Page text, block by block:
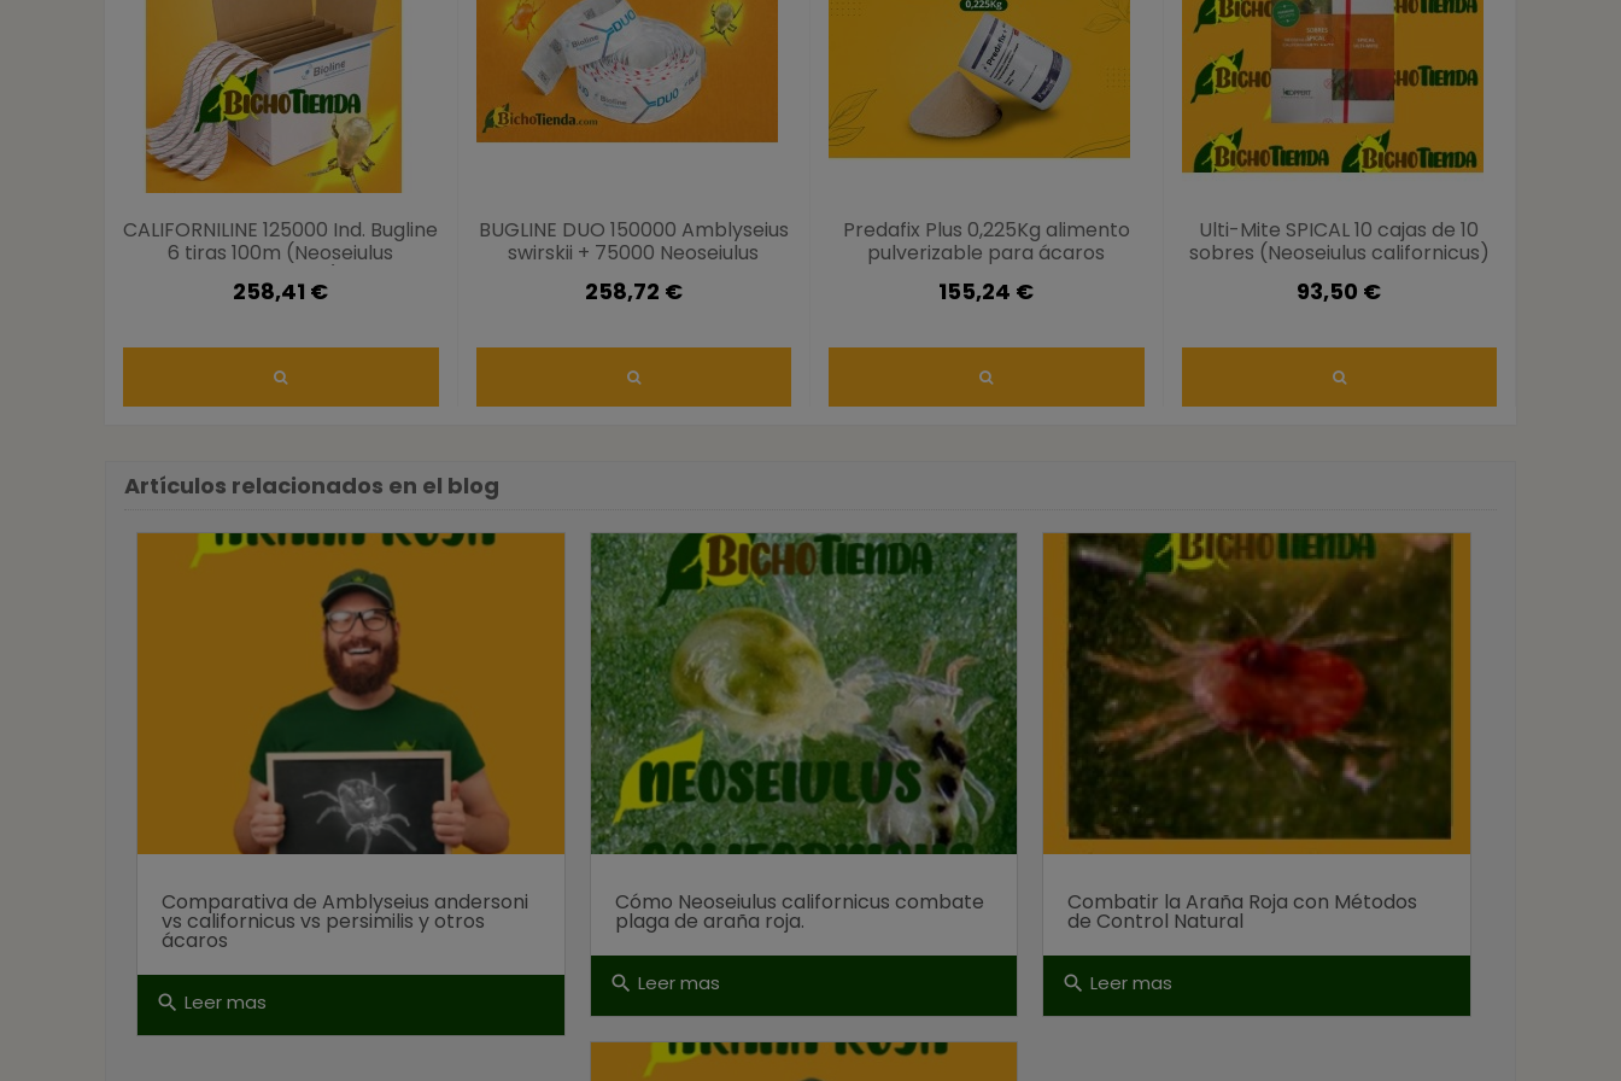
CALIFORNILINE 125000 Ind. Bugline
6 tiras 100m (Neoseiulus
californicus)
258,41 €
BUGLINE DUO 150000 Amblyseius
swirskii + 75000 Neoseiulus
californicus
258,72 €
Predafix Plus 0,225Kg alimento
pulverizable para ácaros
155,24 €
Ulti-Mite SPICAL 10 cajas de 10
sobres (Neoseiulus californicus)
93,50 €
Artículos relacionados en el blog
Comparativa de Amblyseius andersoni
vs californicus vs persimilis y otros
ácaros
search Leer mas
Cómo Neoseiulus californicus combate
plaga de araña roja.
search Leer mas
Combatir la Araña Roja con Métodos
de Control Natural
search Leer mas